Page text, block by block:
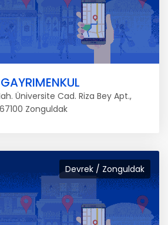
Üniversite Cad. Riza Bey Apt.,
Zonguldak
Devrek / Zonguldak